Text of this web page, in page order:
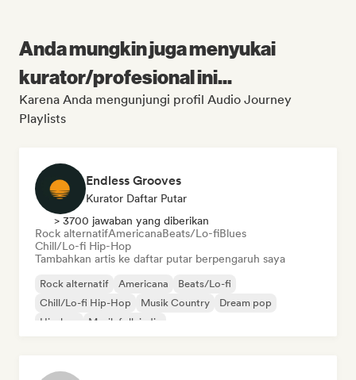
Anda mungkin juga menyukai
kurator/profesional ini...
Karena Anda mengunjungi profil Audio Journey
Playlists
Endless Grooves
Kurator Daftar Putar
> 3700 jawaban yang diberikan
Rock alternatifAmericanaBeats/Lo-fiBlues
Chill/Lo-fi Hip-Hop
Tambahkan artis ke daftar putar berpengaruh saya
Rock alternatif Americana
Beats/Lo-fi
Chill/Lo-fi Hip-Hop
Musik Country
Dream pop
Hip-hop
Musik folk indie